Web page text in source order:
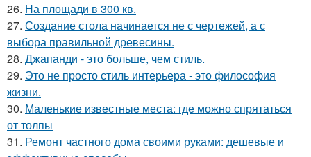
26. На площади в 300 кв.
27. Создание стола начинается не с чертежей, а с
выбора правильной древесины.
28. Джапанди - это больше, чем стиль.
29. Это не просто стиль интерьера - это философия
жизни.
30. Маленькие известные места: где можно спрятаться
от толпы
31. Ремонт частного дома своими руками: дешевые и